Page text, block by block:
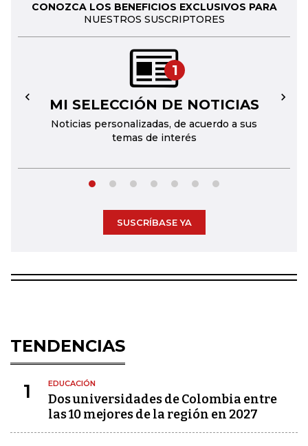
CONOZCA LOS BENEFICIOS EXCLUSIVOS PARA
NUESTROS SUSCRIPTORES
1
MI SELECCIÓN DE NOTICIAS
Noticias personalizadas, de acuerdo a sus
temas de interés
← →
SUSCRÍBASE YA
TENDENCIAS
1 EDUCACIÓN
Dos universidades de Colombia entre
las 10 mejores de la región en 2027